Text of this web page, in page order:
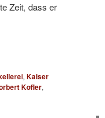
Zeit, dass er
, Kaiser
Kofler,